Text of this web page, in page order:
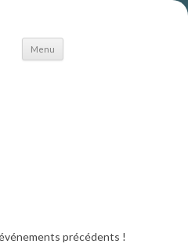
Menu
Aller
précédents !